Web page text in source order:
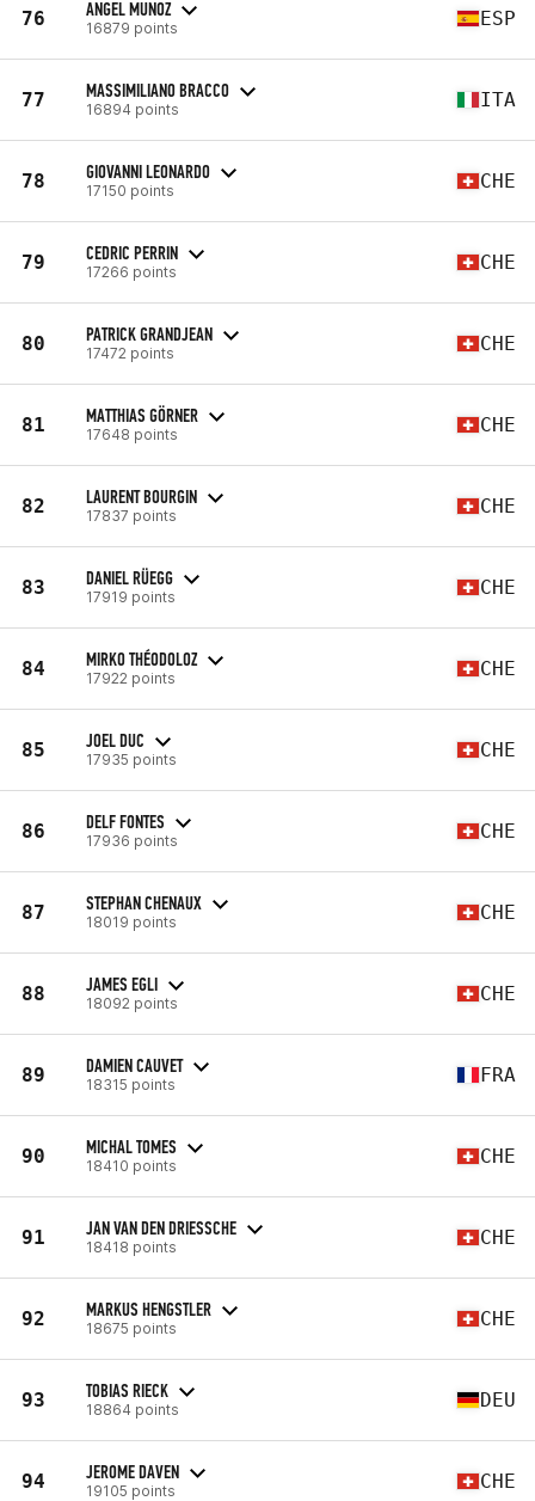
76 ANGEL MUNOZ
16879 points ESP
77 MASSIMILIANO BRACCO
16894 points ITA
78 GIOVANNI LEONARDO
17150 points CHE
79 CEDRIC PERRIN
17266 points CHE
80 PATRICK GRANDJEAN
17472 points CHE
81 MATTHIAS GÖRNER
17648 points CHE
82 LAURENT BOURGIN
17837 points CHE
83 DANIEL RÜEGG
17919 points CHE
84 MIRKO THÉODOLOZ
17922 points CHE
85 JOEL DUC
17935 points CHE
86 DELF FONTES
17936 points CHE
87 STEPHAN CHENAUX
18019 points CHE
88 JAMES EGLI
18092 points CHE
89 DAMIEN CAUVET
18315 points FRA
90 MICHAL TOMES
18410 points CHE
91 JAN VAN DEN DRIESSCHE
18418 points CHE
92 MARKUS HENGSTLER
18675 points CHE
93 TOBIAS RIECK
18864 points DEU
94 JEROME DAVEN
19105 points CHE